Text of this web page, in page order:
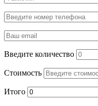
Введите количество
Стоимость
Итого